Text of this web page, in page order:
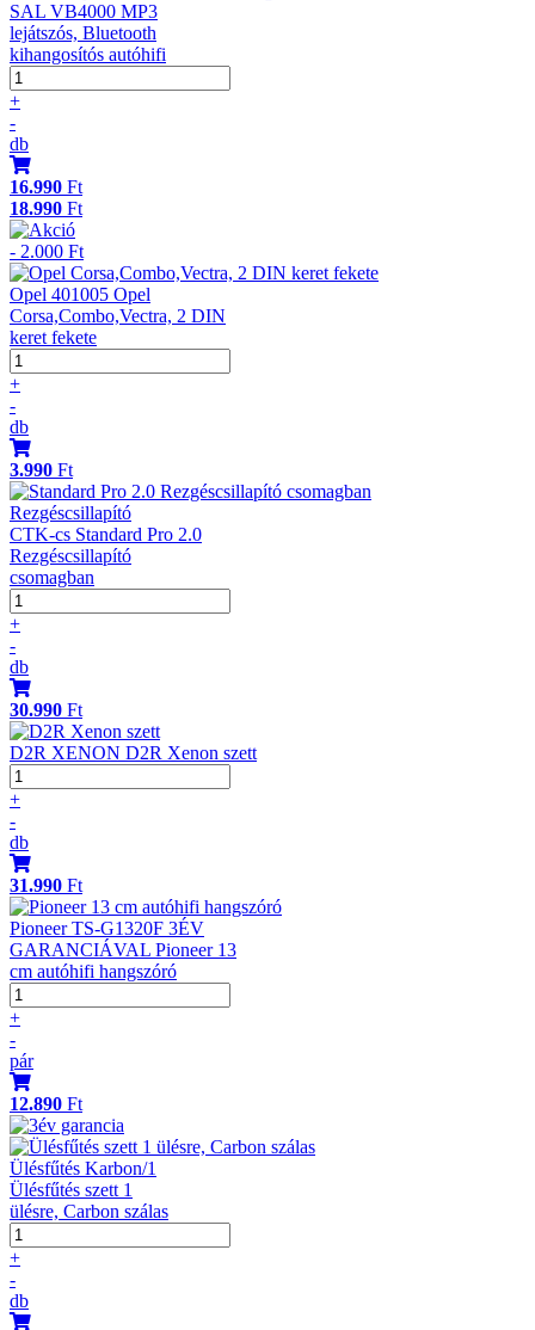
SAL VB4000 MP3
lejátszós, Bluetooth
kihangosítós autóhifi
+
-
db
16.990 Ft
18.990 Ft
- 2.000 Ft
Opel 401005 Opel
Corsa,Combo,Vectra, 2 DIN
keret fekete
+
-
db
3.990 Ft
Rezgéscsillapító
CTK-cs Standard Pro 2.0
Rezgéscsillapító
csomagban
+
-
db
30.990 Ft
D2R XENON D2R Xenon szett
+
-
db
31.990 Ft
Pioneer TS-G1320F 3ÉV
GARANCIÁVAL Pioneer 13
cm autóhifi hangszóró
+
-
pár
12.890 Ft
Ülésfűtés Karbon/1
Ülésfűtés szett 1
ülésre, Carbon szálas
+
-
db